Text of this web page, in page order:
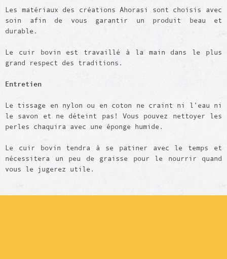
Les matériaux des créations Ahorasi sont choisis avec
soin afin de vous garantir un produit beau et
durable.
Le cuir bovin est travaillé à la main dans le plus
grand respect des traditions.
Entretien
Le tissage en nylon ou en coton ne craint ni l’eau ni
le savon et ne déteint pas! Vous pouvez nettoyer les
perles chaquira avec une éponge humide.
Le cuir bovin tendra à se patiner avec le temps et
nécessitera un peu de graisse pour le nourrir quand
vous le jugerez utile.